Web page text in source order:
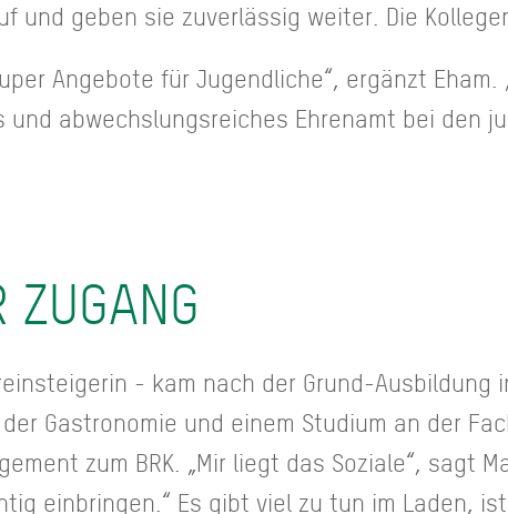
und geben sie zuverlässig weiter. Die
Angebote für Jugendliche“, ergänzt Eham.
abwechslungsreiches Ehrenamt bei den
ZUGANG
- kam nach der Grund-Ausbildung
Gastronomie und einem Studium an der
zum BRK. „Mir liegt das Soziale“, sagt
einbringen.“ Es gibt viel zu tun im Laden,